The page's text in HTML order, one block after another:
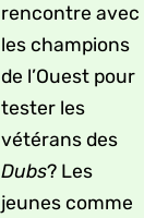
rencontre avec
les champions
de l’Ouest pour
tester les
vétérans des
Dubs? Les
jeunes comme